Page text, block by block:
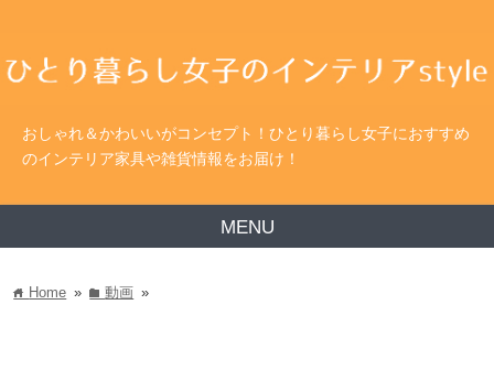
おしゃれ＆かわいいがコンセプト！ひとり暮らし女子におすすめ
のインテリア家具や雑貨情報をお届け！
MENU
home Home » folder動画 »